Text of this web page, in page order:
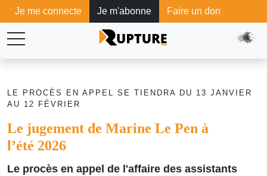
Je me connecte Je m'abonne Faire un don
LE PROCÈS EN APPEL SE TIENDRA DU 13 JANVIER
AU 12 FÉVRIER
Le jugement de Marine Le Pen à
l’été 2026
Le procès en appel de l'affaire des assistants